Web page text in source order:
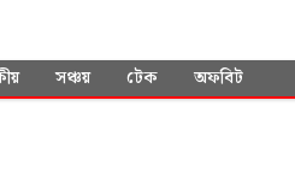
সঞ্চয় টেক অফবিট